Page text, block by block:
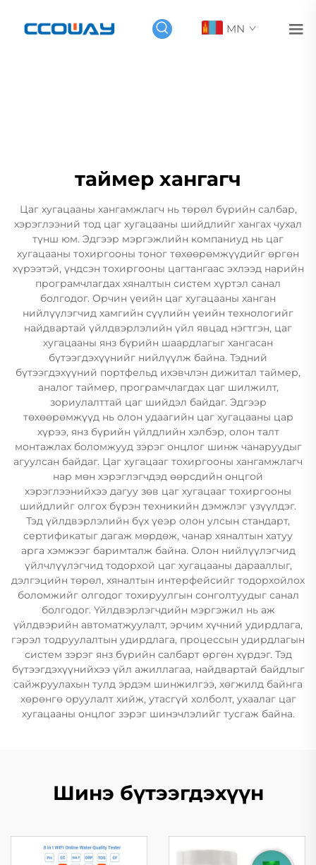
MN
таймер хангагч
Цаг хугацааны хангамжлагч нь төрөл бүрийн салбар,
хэрэглээний тод цаг хугацааны шийдлийг хангах чухал
түнш юм. Эдгээр мэргэжлийн компаниуд нь цаг
хугацааны тохиргооны тоног төхөөрөмжүүдийг өргөн
хүрээтэй, үндсэн тохиргооны цагтангаас эхлээд нарийн
програмчлагдах хяналтын систем хүртэл санал
болгодог. Орчин үеийн цаг хугацааны ханган
нийлүүлэгчид хамгийн сүүлийн үеийн технологийг
найдвартай үйлдвэрлэлийн үйл явцад нэгтгэн, цаг
хугацааны янз бүрийн шаардлагыг хангасан
бүтээгдэхүүнийг нийлүүлж байна. Тэдний
бүтээгдэхүүний портфельд ихэвчлэн дижитал таймер,
аналог таймер, програмчлагдах цаг шилжилт,
зориулалттай цаг шийдэл байдаг. Эдгээр
төхөөрөмжүүд нь олон удаагийн цаг хугацааны цар
хүрээ, янз бүрийн үйлдлийн хэлбэр, олон талт
монтажлах боломжууд зэрэг онцлог шинж чанаруудыг
агуулсан байдаг. Цаг хугацааг тохиргооны хангамжлагч
нар мөн хэрэглэгчдэд өөрсдийн онцгой
хэрэглээнийхээ дагуу зөв цаг хугацааг тохиргооны
шийдлийг олгох бүрэн техникийн дэмжлэг үзүүлдэг.
Тэд үйлдвэрлэлийн бүх үеэр олон улсын стандарт,
сертификатыг дагаж мөрдөж, чанар хяналтын хатуу
арга хэмжээг баримталж байна. Олон нийлүүлэгчид
үйлчлүүлэгчид тодорхой цаг хугацааны дарааллыг,
дэлгэцийн төрөл, хяналтын интерфейсийг тодорхойлох
боломжийг олгодог тохируулгын сонголтуудыг санал
болгодог. Үйлдвэрлэгчдийн мэргэжил нь аж
үйлдвэрийн автоматжуулалт, эрчим хүчний удирдлага,
гэрэл тодруулалтын удирдлага, процессын удирдлагын
систем зэрэг янз бүрийн салбарт өргөн хүрдэг. Тэд
бүтээгдэхүүнийхээ үйл ажиллагаа, найдвартай байдлыг
сайжруулахын тулд эрдэм шинжилгээ, хөгжилд байнга
хөрөнгө оруулалт хийж, утасгүй холболт, ухаалаг цаг
хугацааны онцлог зэрэг шинэчлэлийг тусгаж байна.
Шинэ бүтээгдэхүүн